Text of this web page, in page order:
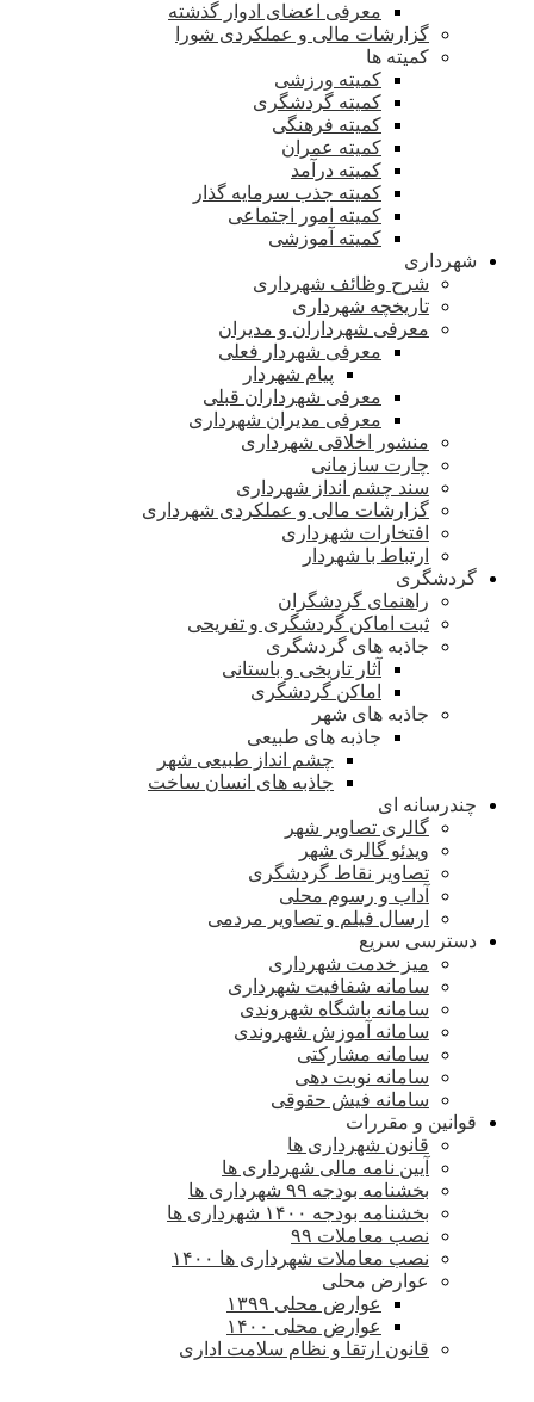
معرفی اعضای ادوار گذشته
گزارشات مالی و عملکردی شورا
کمیته ها
کمیته ورزشی
کمیته گردشگری
کمیته فرهنگی
کمیته عمران
کمیته درآمد
کمیته جذب سرمایه گذار
کمیته امور اجتماعی
کمیته آموزشی
شهرداری
شرح وظائف شهرداری
تاریخچه شهرداری
معرفی شهرداران و مدیران
معرفی شهردار فعلی
پیام شهردار
معرفی شهرداران قبلی
معرفی مدیران شهرداری
منشور اخلاقی شهرداری
چارت سازمانی
سند چشم انداز شهرداری
گزارشات مالی و عملکردی شهرداری
افتخارات شهرداری
ارتباط با شهردار
گردشگری
راهنمای گردشگران
ثبت اماکن گردشگری و تفریحی
جاذبه های گردشگری
آثار تاریخی و باستانی
اماکن گردشگری
جاذبه های شهر
جاذبه های طبیعی
چشم انداز طبیعی شهر
جاذبه های انسان ساخت
چندرسانه ای
گالری تصاویر شهر
ویدئو گالری شهر
تصاویر نقاط گردشگری
آداب و رسوم محلی
ارسال فیلم و تصاویر مردمی
دسترسی سریع
میز خدمت شهرداری
سامانه شفافیت شهرداری
سامانه باشگاه شهروندی
سامانه آموزش شهروندی
سامانه مشارکتی
سامانه نوبت دهی
سامانه فیش حقوقی
قوانین و مقررات
قانون شهرداری ها
آیین نامه مالی شهرداری ها
بخشنامه بودجه ۹۹ شهرداری ها
بخشنامه بودجه ۱۴۰۰ شهرداری ها
نصب معاملات ۹۹
نصب معاملات شهرداری ها ۱۴۰۰
عوارض محلی
عوارض محلی ۱۳۹۹
عوارض محلی ۱۴۰۰
قانون ارتقا و نظام سلامت اداری